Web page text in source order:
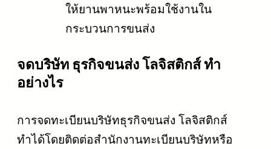
ให้ยานพาหนะพร้อมใช้งานใน
กระบวนการขนส่ง
จดบริษัท ธุรกิจขนส่ง โลจิสติกส์ ทำ
อย่างไร
การจดทะเบียนบริษัทธุรกิจขนส่ง โลจิสติกส์
ทำได้โดยติดต่อสำนักงานทะเบียนบริษัทหรือ